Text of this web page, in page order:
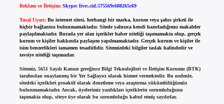
Reklam ve İletişim: Skype: live:.cid.575569c608265c69
Yasal Uyarı: Bu internet sitesi, herhangi bir marka, kurum veya şahıs şirketi ile
hiçbir bağlantısı bulunmamaktadır. Sitede yalnızca kendi hazırladığımız makaleler
paylaşılmaktadır. Burada yer alan içerikler haber niteliği taşımamakta olup, gerçek
kurum ve kişiler hakkında paylaşım yapılmamaktadır. Gerçek kurum ve kişiler ile
isim benzerlikleri tamamen tesadüfidir. Sitemizdeki bilgiler taslak halindedir ve
tavsiye niteliği taşımazlar.
Sitemiz, 5651 Sayılı Kanun gereğince Bilgi Teknolojileri ve İletişim Kurumu (BTK)
tarafından onaylanmış bir Yer Sağlayıcı olarak hizmet vermektedir. Bu nedenle,
sitedeki içerikleri proaktif olarak denetleme veya araştırma yükümlülüğümüz
bulunmamaktadır. Ancak, üyelerimiz yazdıkları içeriklerin sorumluluğunu
taşımakta olup, siteye üye olarak bu sorumluluğu kabul etmiş sayılırlar.